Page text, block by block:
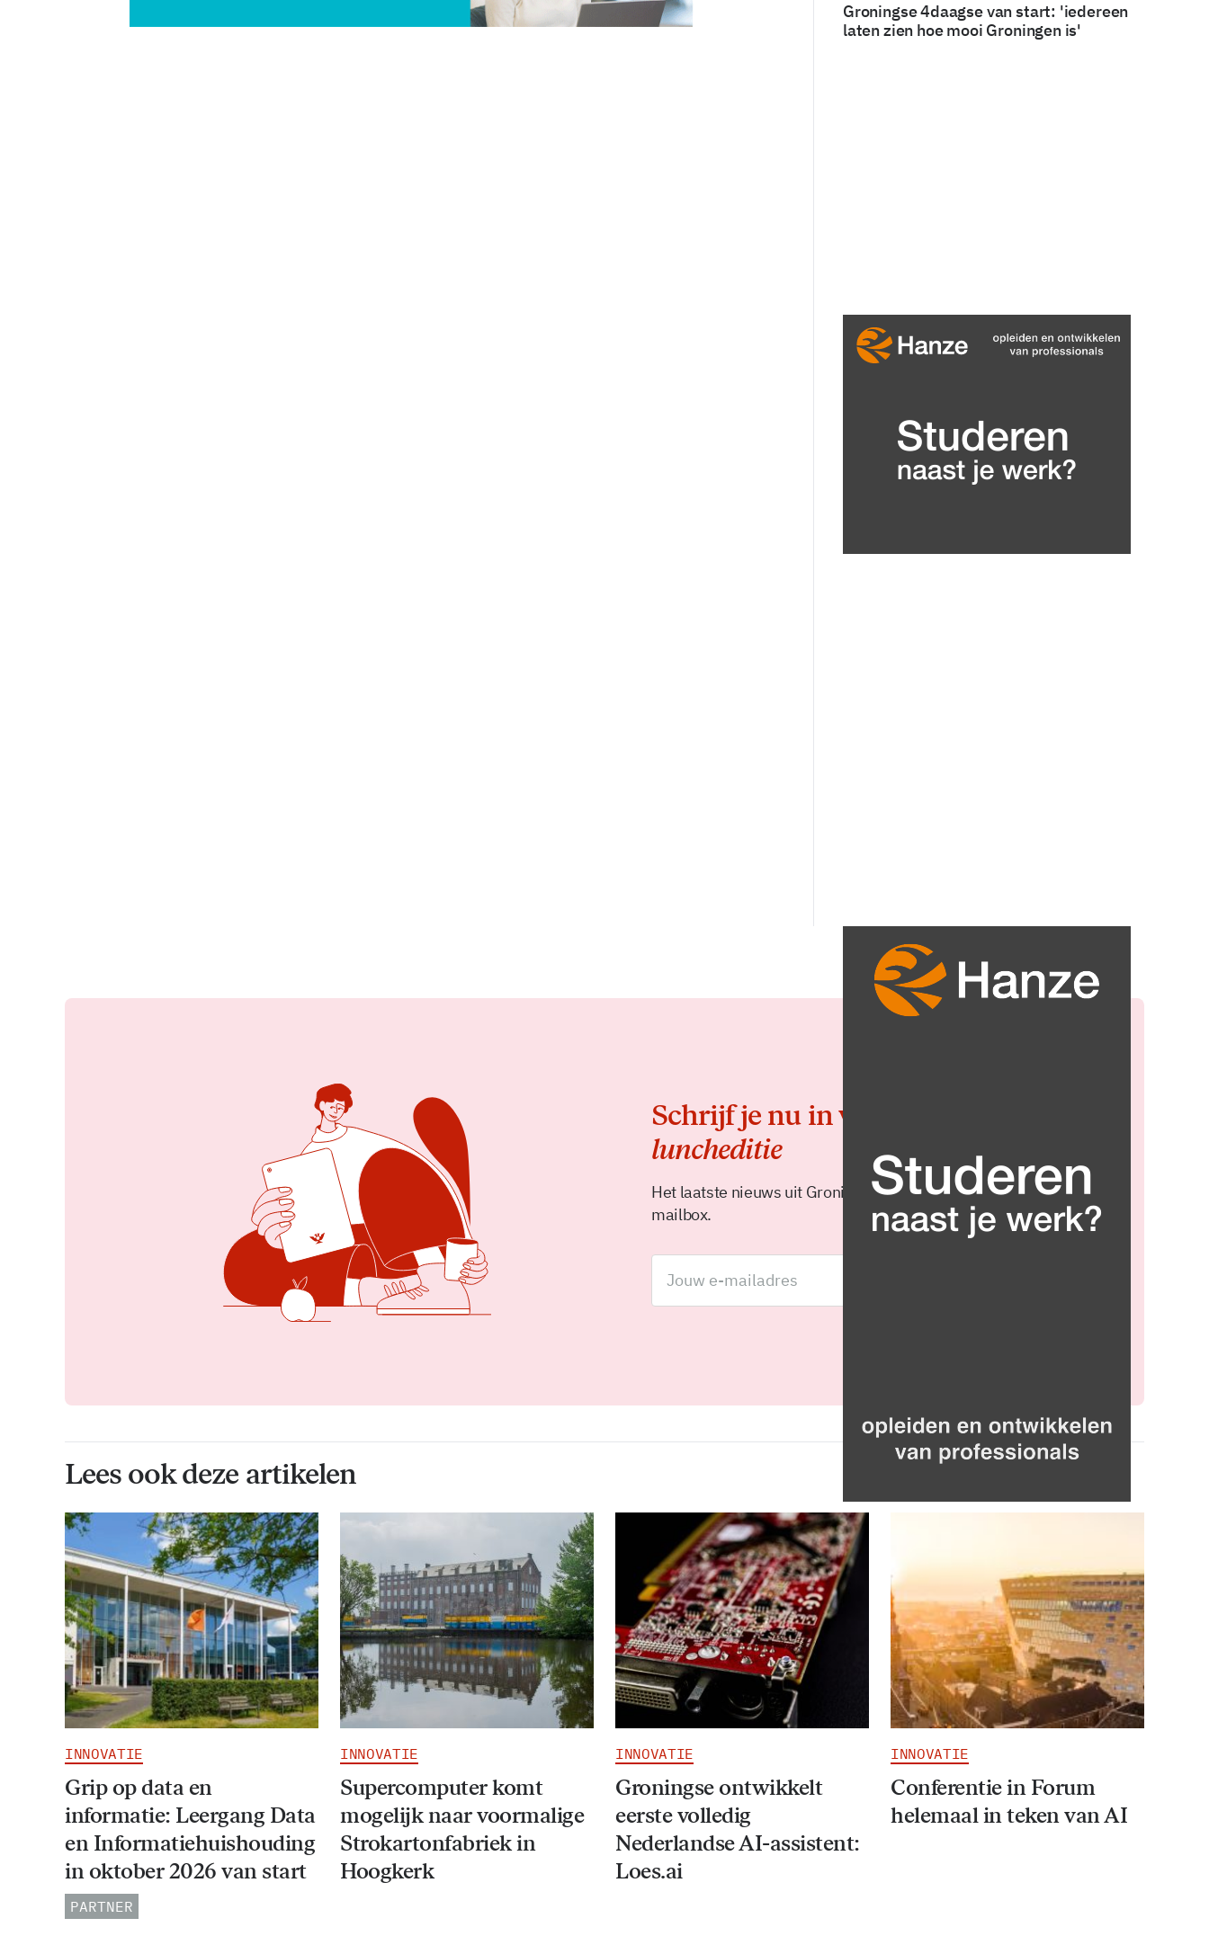
Groningse 4daagse van start: 'iedereen
laten zien hoe mooi Groningen is'
Schrijf je nu in voor de
luncheditie
Het laatste nieuws uit Groningen elke middag in je
mailbox.
Lees ook deze artikelen
INNOVATIE
Grip op data en
informatie: Leergang Data
en Informatiehuishouding
in oktober 2026 van start
PARTNER
INNOVATIE
Supercomputer komt
mogelijk naar voormalige
Strokartonfabriek in
Hoogkerk
INNOVATIE
Groningse ontwikkelt
eerste volledig
Nederlandse AI-assistent:
Loes.ai
INNOVATIE
Conferentie in Forum
helemaal in teken van AI